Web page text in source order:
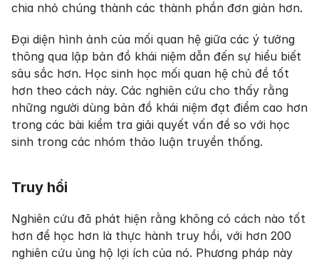
chia nhỏ chúng thành các thành phần đơn giản hơn.
Đại diện hình ảnh của mối quan hệ giữa các ý tưởng
thông qua lập bản đồ khái niệm dẫn đến sự hiểu biết
sâu sắc hơn. Học sinh học mối quan hệ chủ đề tốt
hơn theo cách này. Các nghiên cứu cho thấy rằng
những người dùng bản đồ khái niệm đạt điểm cao hơn
trong các bài kiểm tra giải quyết vấn đề so với học
sinh trong các nhóm thảo luận truyền thống.
Truy hồi
Nghiên cứu đã phát hiện rằng không có cách nào tốt
hơn để học hơn là thực hành truy hồi, với hơn 200
nghiên cứu ủng hộ lợi ích của nó. Phương pháp này